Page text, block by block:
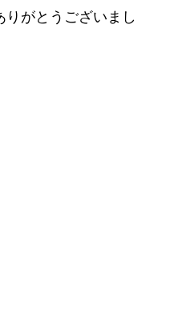
りがとうございまし